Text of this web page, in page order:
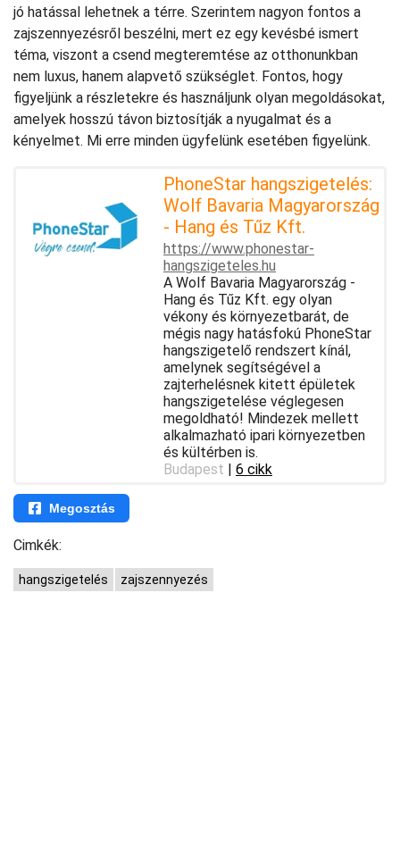
jó hatással lehetnek a térre. Szerintem nagyon fontos a
zajszennyezésről beszélni, mert ez egy kevésbé ismert
téma, viszont a csend megteremtése az otthonunkban
nem luxus, hanem alapvető szükséglet. Fontos, hogy
figyeljünk a részletekre és használjunk olyan megoldásokat,
amelyek hosszú távon biztosítják a nyugalmat és a
kényelmet. Mi erre minden ügyfelünk esetében figyelünk.
PhoneStar hangszigetelés:
Wolf Bavaria Magyarország
- Hang és Tűz Kft.
https://www.phonestar-
hangszigeteles.hu
A Wolf Bavaria Magyarország -
Hang és Tűz Kft. egy olyan
vékony és környezetbarát, de
mégis nagy hatásfokú PhoneStar
hangszigetelő rendszert kínál,
amelynek segítségével a
zajterhelésnek kitett épületek
hangszigetelése véglegesen
megoldható! Mindezek mellett
alkalmazható ipari környezetben
és kültérben is.
Budapest | 6 cikk
Megosztás
Cimkék:
hangszigetelés zajszennyezés